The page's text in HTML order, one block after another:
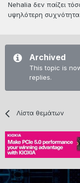
Nehalia δεν παίζει
υψηλότερη
Archived
This topic is
replies.
Λίστα θεμάτων